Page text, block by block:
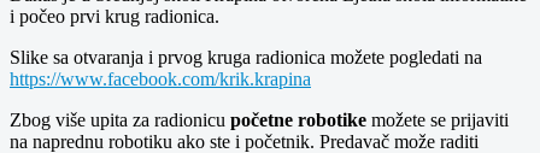
i počeo prvi krug radionica.
Slike sa otvaranja i prvog kruga radionica možete pogledati na
https://www.facebook.com/krik.krapina
Zbog više upita za radionicu početne robotike možete se prijaviti
na naprednu robotiku ako ste i početnik. Predavač može raditi